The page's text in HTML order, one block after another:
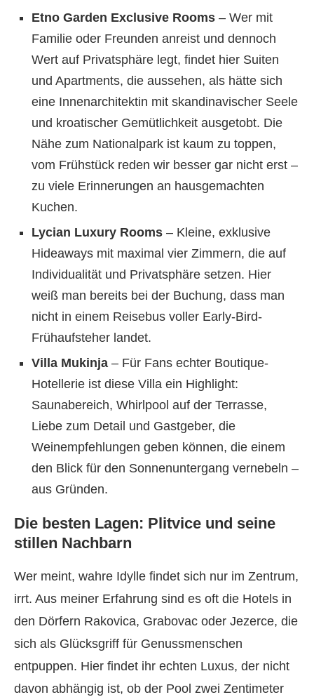
Etno Garden Exclusive Rooms – Wer mit
Familie oder Freunden anreist und dennoch
Wert auf Privatsphäre legt, findet hier Suiten
und Apartments, die aussehen, als hätte sich
eine Innenarchitektin mit skandinavischer Seele
und kroatischer Gemütlichkeit ausgetobt. Die
Nähe zum Nationalpark ist kaum zu toppen,
vom Frühstück reden wir besser gar nicht erst –
zu viele Erinnerungen an hausgemachten
Kuchen.
Lycian Luxury Rooms – Kleine, exklusive
Hideaways mit maximal vier Zimmern, die auf
Individualität und Privatsphäre setzen. Hier
weiß man bereits bei der Buchung, dass man
nicht in einem Reisebus voller Early-Bird-
Frühaufsteher landet.
Villa Mukinja – Für Fans echter Boutique-
Hotellerie ist diese Villa ein Highlight:
Saunabereich, Whirlpool auf der Terrasse,
Liebe zum Detail und Gastgeber, die
Weinempfehlungen geben können, die einem
den Blick für den Sonnenuntergang vernebeln –
aus Gründen.
Die besten Lagen: Plitvice und seine
stillen Nachbarn
Wer meint, wahre Idylle findet sich nur im Zentrum,
irrt. Aus meiner Erfahrung sind es oft die Hotels in
den Dörfern Rakovica, Grabovac oder Jezerce, die
sich als Glücksgriff für Genussmenschen
entpuppen. Hier findet ihr echten Luxus, der nicht
davon abhängig ist, ob der Pool zwei Zentimeter